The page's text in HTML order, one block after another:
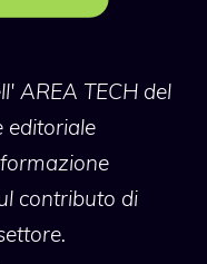
AREA TECH del
editoriale
contributo di